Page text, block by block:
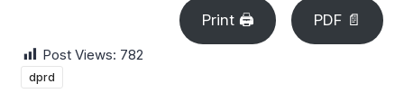
Print 🖨 PDF 📄
Post Views: 782
dprd